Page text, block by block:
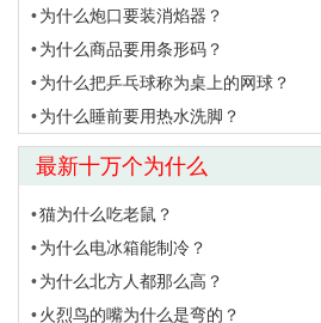
为什么炮口要装消焰器？
为什么商品要用条形码？
为什么把乒乓球称为桌上的网球？
为什么睡前要用热水洗脚？
最新十万个为什么
猫为什么吃老鼠？
为什么电冰箱能制冷？
为什么北方人都那么高？
火烈鸟的嘴为什么是弯的？